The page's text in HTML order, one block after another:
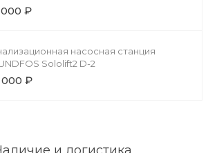
₽
насосная станция
Sololift2 D-2
₽